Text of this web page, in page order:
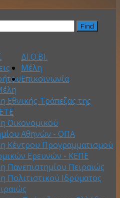
Find
ΔΙ.Ο.ΒΙ.
Μέλη
Εθνικής Τράπεζας της
Οικονομικού
Αθηνών - ΟΠΑ
Κέντρου Προγραμματισμού
Ερευνών - ΚΕΠΕ
Πανεπιστημίου Πειραιώς
Πολιτιστικού Ιδρύματος
Επικοινωνία